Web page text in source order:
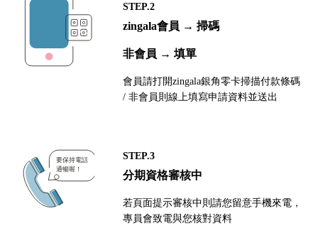
STEP.2
zingala會員 → 掃碼
非會員 → 填單
會員請打開zingala銀角零卡掃描付款條碼
/ 非會員則線上填寫申請資料並送出
STEP.3
分期資格審核中
若頁面提示審核中則請您留意手機來電，
專員會致電與您核對資料